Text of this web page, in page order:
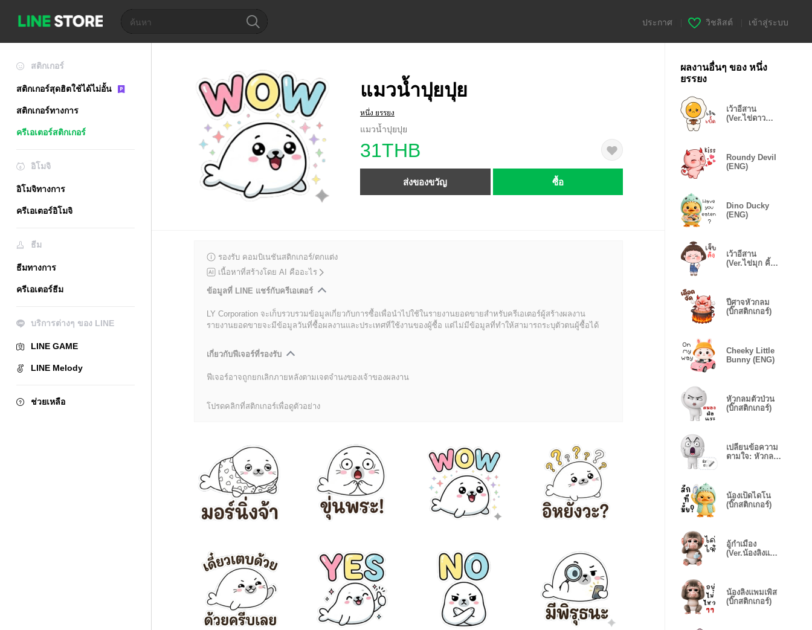
ประกาศ วิชลิสต์ เข้าสู่ระบบ
สติกเกอร์
สติกเกอร์สุดฮิตใช้ได้ไม่อั้น
สติกเกอร์ทางการ
ครีเอเตอร์สติกเกอร์
อิโมจิ
อิโมจิทางการ
ครีเอเตอร์อิโมจิ
ธีม
ธีมทางการ
ครีเอเตอร์ธีม
บริการต่างๆ ของ LINE
LINE GAME
LINE Melody
ช่วยเหลือ
แมวน้ำปุยปุย
หนึ่ง ยรรยง
แมวน้ำปุยปุย
31THB
ส่งของขวัญ ซื้อ
รองรับ คอมบิเนชันสติกเกอร์/ตกแต่ง
เนื้อหาที่สร้างโดย AI คืออะไร
ข้อมูลที่ LINE แชร์กับครีเอเตอร์
LY Corporation จะเก็บรวบรวมข้อมูลเกี่ยวกับการซื้อเพื่อนำไปใช้ในรายงานยอดขายสำหรับครีเอเตอร์ผู้สร้างผลงาน
รายงานยอดขายจะมีข้อมูลวันที่ซื้อผลงานและประเทศที่ใช้งานของผู้ซื้อ แต่ไม่มีข้อมูลที่ทำให้สามารถระบุตัวตนผู้ซื้อได้
เกี่ยวกับฟีเจอร์ที่รองรับ
ฟีเจอร์อาจถูกยกเลิกภายหลังตามเจตจำนงของเจ้าของผลงาน
โปรดคลิกที่สติกเกอร์เพื่อดูตัวอย่าง
ผลงานอื่นๆ ของ หนึ่ง
ยรรยง
เว้าอีสาน
(Ver.ไข่ดาว
Roundy Devil
(ENG)
Dino Ducky
(ENG)
เว้าอีสาน
(Ver.ไข่มุก คิ้ว
ปีศาจหัวกลม
(บิ๊กสติกเกอร์)
Cheeky Little
Bunny (ENG)
หัวกลมตัวป่วน
(บิ๊กสติกเกอร์)
เปลี่ยนข้อความ
ตามใจ: หัวกลม
น้องเป็ดไดโน
(บิ๊กสติกเกอร์)
อู้กำเมือง
(Ver.น้องลิงแพม
น้องลิงแพมเพิส
(บิ๊กสติกเกอร์)